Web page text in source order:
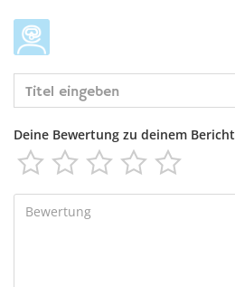
Deine Bewertung zu deinem Bericht
    